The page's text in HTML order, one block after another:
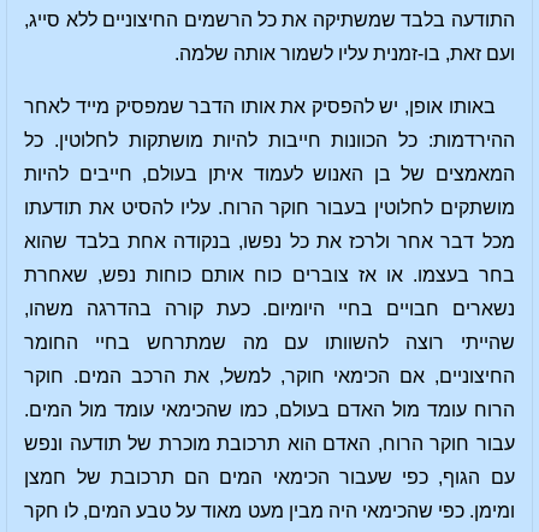
התודעה בלבד שמשתיקה את כל הרשמים החיצוניים ללא סייג,
ועם זאת, בו-זמנית עליו לשמור אותה שלמה.
באותו אופן, יש להפסיק את אותו הדבר שמפסיק מייד לאחר
ההירדמות: כל הכוונות חייבות להיות מושתקות לחלוטין. כל
המאמצים של בן האנוש לעמוד איתן בעולם, חייבים להיות
מושתקים לחלוטין בעבור חוקר הרוח. עליו להסיט את תודעתו
מכל דבר אחר ולרכז את כל נפשו, בנקודה אחת בלבד שהוא
בחר בעצמו. או אז צוברים כוח אותם כוחות נפש, שאחרת
נשארים חבויים בחיי היומיום. כעת קורה בהדרגה משהו,
שהייתי רוצה להשוותו עם מה שמתרחש בחיי החומר
החיצוניים, אם הכימאי חוקר, למשל, את הרכב המים. חוקר
הרוח עומד מול האדם בעולם, כמו שהכימאי עומד מול המים.
עבור חוקר הרוח, האדם הוא תרכובת מוכרת של תודעה ונפש
עם הגוף, כפי שעבור הכימאי המים הם תרכובת של חמצן
ומימן. כפי שהכימאי היה מבין מעט מאוד על טבע המים, לו חקר